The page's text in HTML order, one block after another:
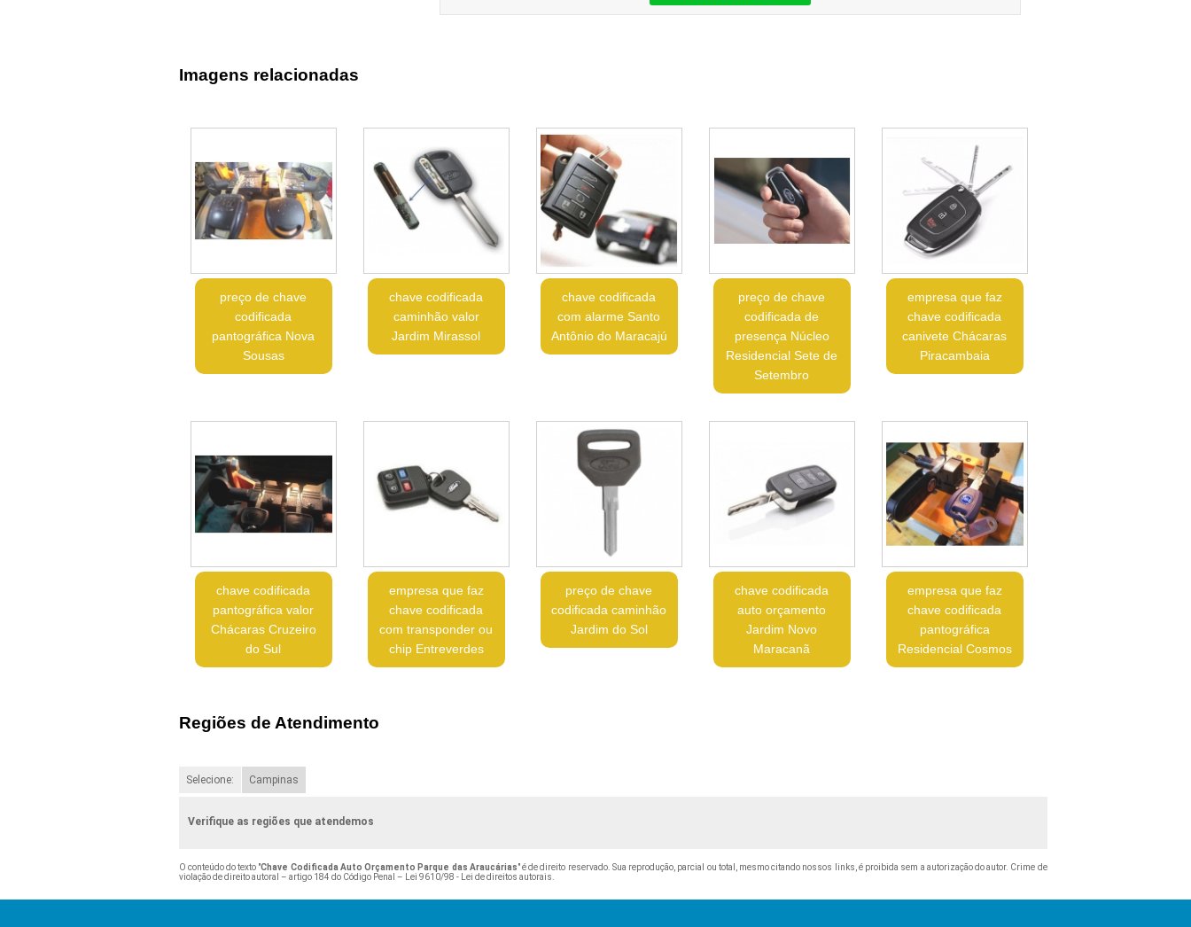
Imagens relacionadas
preço de chave
codificada
pantográfica Nova
Sousas
chave codificada
caminhão valor
Jardim Mirassol
chave codificada
com alarme Santo
Antônio do Maracajú
preço de chave
codificada de
presença Núcleo
Residencial Sete de
Setembro
empresa que faz
chave codificada
canivete Chácaras
Piracambaia
chave codificada
pantográfica valor
Chácaras Cruzeiro
do Sul
empresa que faz
chave codificada
com transponder ou
chip Entreverdes
preço de chave
codificada caminhão
Jardim do Sol
chave codificada
auto orçamento
Jardim Novo
Maracanã
empresa que faz
chave codificada
pantográfica
Residencial Cosmos
Regiões de Atendimento
Selecione: Campinas
Verifique as regiões que atendemos
O conteúdo do texto "Chave Codificada Auto Orçamento Parque das Araucárias" é de direito reservado. Sua reprodução, parcial ou total, mesmo citando nossos links, é proibida sem a autorização do autor. Crime de
violação de direito autoral – artigo 184 do Código Penal –
Lei 9610/98 - Lei de direitos autorais